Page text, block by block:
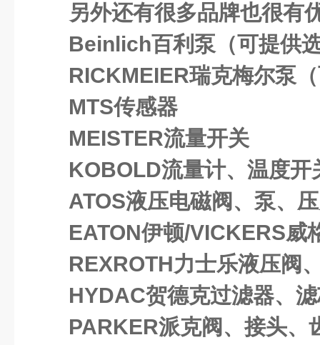
另外还有很多品牌也很有
Beinlich百利泵（可提供
RICKMEIER瑞克梅尔泵
MTS传感器
MEISTER流量开关
KOBOLD流量计、温度开
ATOS液压电磁阀、泵、
EATON伊顿/VICKERS威
REXROTH力士乐液压阀
HYDAC贺德克过滤器、
PARKER派克阀、接头、